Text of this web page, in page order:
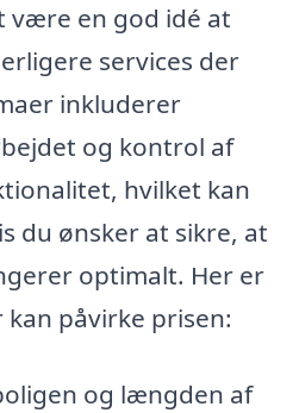
være en god idé at
services der
inkluderer
og kontrol af
hvilket kan
du ønsker at sikre, at
optimalt. Her er
påvirke prisen:
og længden af